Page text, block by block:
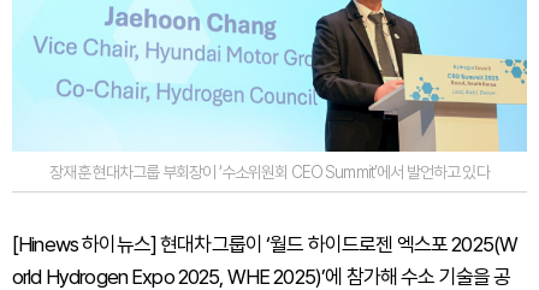
장재훈 현대차그룹 부회장이 ‘수소위원회 CEO Summit’에서 발언하고 있다
[Hinews 하이뉴스] 현대차그룹이 ‘월드 하이드로젠 엑스포 2025(W
orld Hydrogen Expo 2025, WHE 2025)’에 참가해 수소 기술을 공